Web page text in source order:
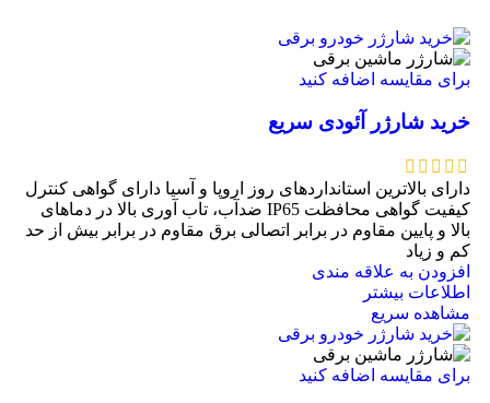
برای مقایسه اضافه کنید
خرید شارژر آئودی سریع
دارای بالاترین استانداردهای روز اروپا و آسیا دارای گواهی کنترل
کیفیت گواهی محافظت IP65 ضدآب، تاب آوری بالا در دماهای
بالا و پایین مقاوم در برابر اتصالی برق مقاوم در برابر بیش از حد
کم و زیاد
افزودن به علاقه مندی
اطلاعات بیشتر
مشاهده سریع
برای مقایسه اضافه کنید